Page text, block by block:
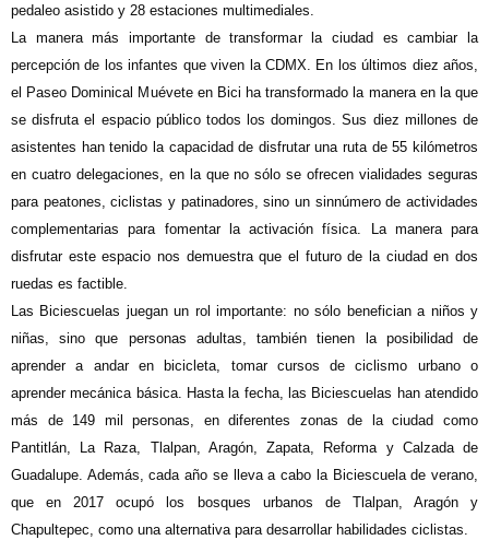
pedaleo asistido y 28 estaciones multimediales.
La manera más importante de transformar la ciudad es cambiar la
percepción de los infantes que viven la CDMX. En los últimos diez años,
el Paseo Dominical Muévete en Bici ha transformado la manera en la que
se disfruta el espacio público todos los domingos. Sus diez millones de
asistentes han tenido la capacidad de disfrutar una ruta de 55 kilómetros
en cuatro delegaciones, en la que no sólo se ofrecen vialidades seguras
para peatones, ciclistas y patinadores, sino un sinnúmero de actividades
complementarias para fomentar la activación física. La manera para
disfrutar este espacio nos demuestra que el futuro de la ciudad en dos
ruedas es factible.
Las Biciescuelas juegan un rol importante: no sólo benefician a niños y
niñas, sino que personas adultas, también tienen la posibilidad de
aprender a andar en bicicleta, tomar cursos de ciclismo urbano o
aprender mecánica básica. Hasta la fecha, las Biciescuelas han atendido
más de 149 mil personas, en diferentes zonas de la ciudad como
Pantitlán, La Raza, Tlalpan, Aragón, Zapata, Reforma y Calzada de
Guadalupe. Además, cada año se lleva a cabo la Biciescuela de verano,
que en 2017 ocupó los bosques urbanos de Tlalpan, Aragón y
Chapultepec, como una alternativa para desarrollar habilidades ciclistas.